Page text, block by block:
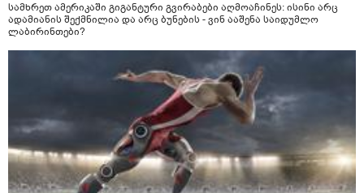
სამხრეთ ამერიკაში გიგანტური გვირაბები აღმოაჩინეს: ისინი არც
ადამიანის შექმნილია და არც ბუნების - ვინ ააშენა საიდუმლო
ლაბირინთები?